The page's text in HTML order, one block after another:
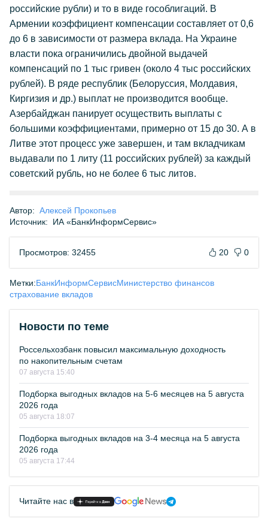
российские рубли) и то в виде гособлигаций. В
Армении коэффициент компенсации составляет от 0,6
до 6 в зависимости от размера вклада. На Украине
власти пока ограничились двойной выдачей
компенсаций по 1 тыс гривен (около 4 тыс российских
рублей). В ряде республик (Белоруссия, Молдавия,
Киргизия и др.) выплат не производится вообще.
Азербайджан панирует осуществить выплаты с
большими коэффициентами, примерно от 15 до 30. А в
Литве этот процесс уже завершен, и там вкладчикам
выдавали по 1 литу (11 российских рублей) за каждый
советский рубль, но не более 6 тыс литов.
Автор: Алексей Прокопьев
Источник:
ИА «БанкИнформСервис»
Просмотров: 32455 20 0
Метки:БанкИнформСервисМинистерство финансов
страхование вкладов
Новости по теме
Россельхозбанк повысил максимальную доходность
по накопительным счетам
07 августа 15:40
Подборка выгодных вкладов на 5-6 месяцев на 5 августа
2026 года
05 августа 18:07
Подборка выгодных вкладов на 3-4 месяца на 5 августа
2026 года
05 августа 17:44
Читайте нас в